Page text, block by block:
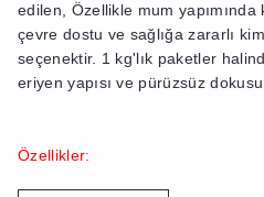
edilen, Özellikle mum yapımında
çevre dostu ve sağlığa zararlı
seçenektir. 1 kg'lık paketler
eriyen yapısı ve pürüzsüz
Özellikler: